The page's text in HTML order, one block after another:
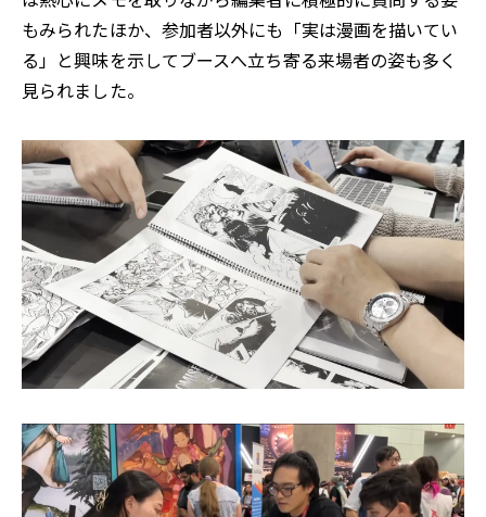
もみられたほか、参加者以外にも「実は漫画を描いてい
る」と興味を示してブースへ立ち寄る来場者の姿も多く
見られました。